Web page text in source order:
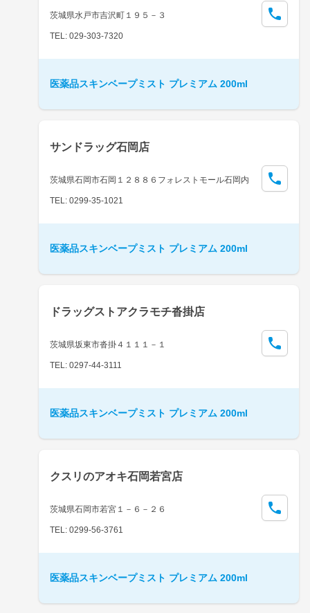
茨城県水戸市吉沢町１９５－３
TEL: 029-303-7320
医薬品スキンベープミスト プレミアム 200ml
サンドラッグ石岡店
茨城県石岡市石岡１２８８６フォレストモール石岡内
TEL: 0299-35-1021
医薬品スキンベープミスト プレミアム 200ml
ドラッグストアクラモチ沓掛店
茨城県坂東市沓掛４１１１－１
TEL: 0297-44-3111
医薬品スキンベープミスト プレミアム 200ml
クスリのアオキ石岡若宮店
茨城県石岡市若宮１－６－２６
TEL: 0299-56-3761
医薬品スキンベープミスト プレミアム 200ml